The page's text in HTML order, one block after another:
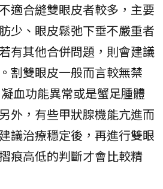
適合縫雙眼皮者較多，主要
少、眼皮鬆弛下垂不嚴重者
有其他合併問題，則會建議
割雙眼皮一般而言較無禁
凝血功能異常或是蟹足腫體
外，有些甲狀腺機能亢進而
議治療穩定後，再進行雙眼
痕高低的判斷才會比較精